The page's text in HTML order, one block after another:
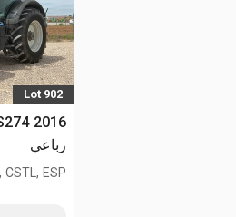
Lot 902
رباعي
CSTL, ESP